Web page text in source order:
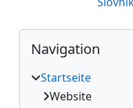
Blöcke
Navigation
Navigation
Startseite
Website